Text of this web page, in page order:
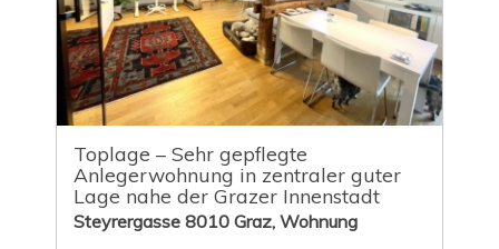
Toplage – Sehr gepflegte
Anlegerwohnung in zentraler guter
Lage nahe der Grazer Innenstadt
Steyrergasse 8010 Graz, Wohnung